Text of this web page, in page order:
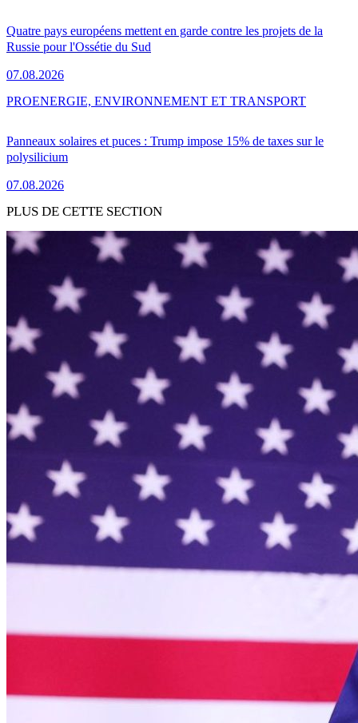
Quatre pays européens mettent en garde contre les projets de la
Russie pour l'Ossétie du Sud
07.08.2026
Panneaux solaires et puces : Trump impose 15% de taxes sur le
polysilicium
07.08.2026
PROENERGIE, ENVIRONNEMENT ET TRANSPORT
PLUS DE CETTE SECTION